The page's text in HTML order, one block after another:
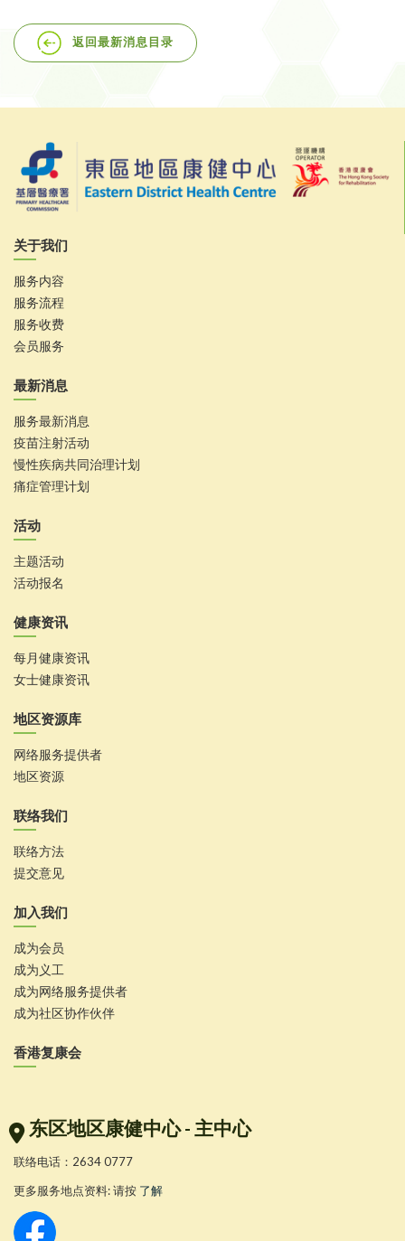
返回最新消息目录
关于我们
服务内容
服务流程
服务收费
会员服务
最新消息
服务最新消息
疫苗注射活动
慢性疾病共同治理计划
痛症管理计划
活动
主题活动
活动报名
健康资讯
每月健康资讯
女士健康资讯
地区资源库
网络服务提供者
地区资源
联络我们
联络方法
提交意见
加入我们
成为会员
成为义工
成为网络服务提供者
成为社区协作伙伴
香港复康会
东区地区康健中心 - 主中心
联络电话：2634 0777
更多服务地点资料: 请按 了解